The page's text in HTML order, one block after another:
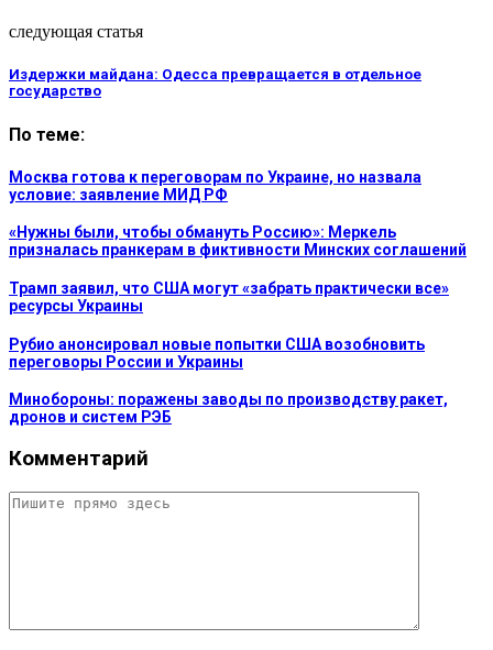
следующая статья
Издержки майдана: Одесса превращается в отдельное
государство
По теме:
Москва готова к переговорам по Украине, но назвала
условие: заявление МИД РФ
«Нужны были, чтобы обмануть Россию»: Меркель
призналась пранкерам в фиктивности Минских соглашений
Трамп заявил, что США могут «забрать практически все»
ресурсы Украины
Рубио анонсировал новые попытки США возобновить
переговоры России и Украины
Минобороны: поражены заводы по производству ракет,
дронов и систем РЭБ
Комментарий